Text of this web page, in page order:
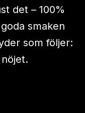
det – 100%
smaken
som följer: